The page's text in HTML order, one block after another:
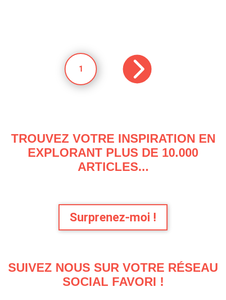
1
TROUVEZ VOTRE INSPIRATION EN
EXPLORANT PLUS DE 10.000
ARTICLES...
Surprenez-moi !
SUIVEZ NOUS SUR VOTRE RÉSEAU
SOCIAL FAVORI !